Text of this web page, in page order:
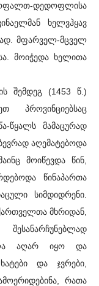
დედოფლისა
ხელვჰყავ
მფარველ-მცველ
მოიჭედა ხელითა
(1453 წ.)
პროვინციებსაც
წყალს მამაცურად
აღემატებოდა
მოიწევდა წინ,
წინაპართა
სიმდიდრენი.
მხრიდან,
აღარ იყო და
და ჯვრები,
რათა